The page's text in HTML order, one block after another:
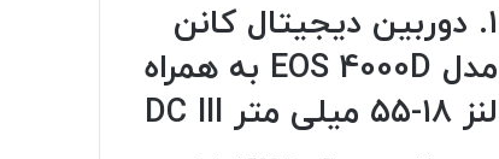
۱. دوربین دیجیتال کانن
مدل EOS 4000D به همراه
لنز ۱۸-۵۵ میلی متر DC III